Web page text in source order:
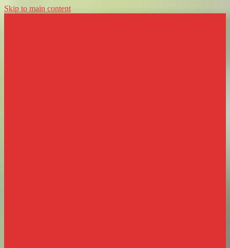
Skip to main content